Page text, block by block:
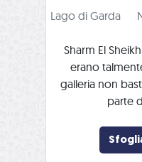
Lago di Garda
Sharm El
erano
galleria non
parte